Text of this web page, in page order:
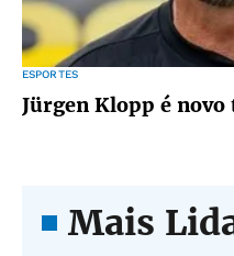
ESPORTES
Jürgen Klopp é
Mais